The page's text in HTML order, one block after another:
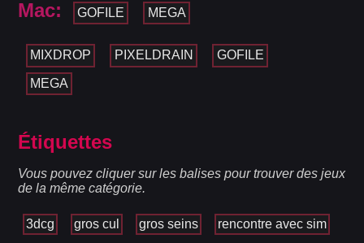
Mac: GOFILE MEGA
MIXDROP PIXELDRAIN GOFILE
MEGA
Étiquettes
Vous pouvez cliquer sur les balises pour trouver des jeux
de la même catégorie.
3dcg gros cul gros seins rencontre avec sim